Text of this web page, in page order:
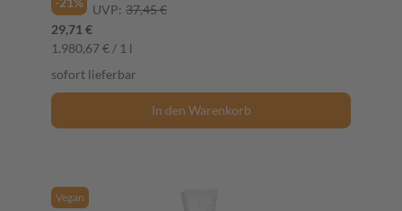
UVP: 37,45 €
29,71 €
1.980,67 € / 1 l
sofort lieferbar
In den Warenkorb
Vegan